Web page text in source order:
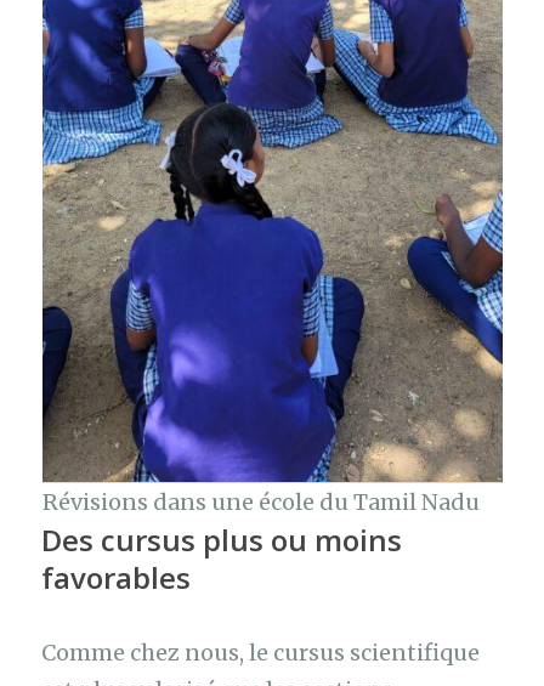
Révisions dans une école du Tamil Nadu
Des cursus plus ou moins
favorables
Comme chez nous, le cursus scientifique